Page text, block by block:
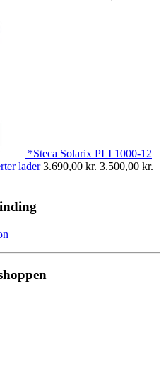
kr..
*Steca Solarix PLI 1000-12
lader 3.690,00kr. Den
3.500,00 kr.